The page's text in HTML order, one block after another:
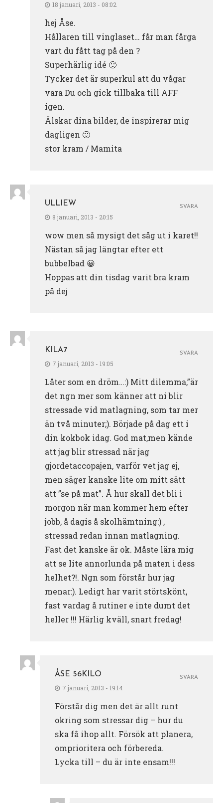
18 januari, 2013 - 08:02
hej Åse.
Hållaren till vinglaset… får man fårga
vart du fått tag på den ?
Superhärlig idé 🙂
Tycker det är superkul att du vågar
vara Du och gick tillbaka till AFF
igen.
Älskar dina bilder, de inspirerar mig
dagligen 🙂
stor kram / Mamita
ULLIEW
8 januari, 2013 - 20:15
wow men så mysigt det såg ut i karet!!
Nästan så jag längtar efter ett
bubbelbad 😀
Hoppas att din tisdag varit bra kram
på dej
SVARA
KILA7
7 januari, 2013 - 19:05
Låter som en dröm…:) Mitt dilemma,”är
det ngn mer som känner att ni blir
stressade vid matlagning, som tar mer
än två minuter;). Började på dag ett i
din kokbok idag. God mat,men kände
att jag blir stressad när jag
gjordetaccopajen, varför vet jag ej,
men säger kanske lite om mitt sätt
att ”se på mat”. Å hur skall det bli i
morgon när man kommer hem efter
jobb, å dagis å skolhämtning:) ,
stressad redan innan matlagning.
Fast det kanske är ok. Måste lära mig
att se lite annorlunda på maten i dess
helhet?!. Ngn som förstår hur jag
menar:). Ledigt har varit störtskönt,
fast vardag å rutiner e inte dumt det
heller !!! Härlig kväll, snart fredag!
SVARA
ÅSE 56KILO
7 januari, 2013 - 19:14
Förstår dig men det är allt runt
okring som stressar dig – hur du
ska få ihop allt. Försök att planera,
omprioritera och förbereda.
Lycka till – du är inte ensam!!!
SVARA